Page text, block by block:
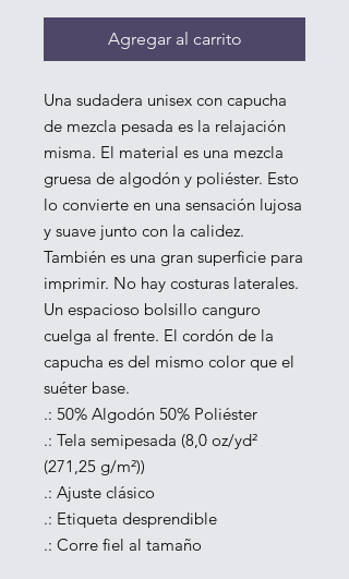
Agregar al carrito
Una sudadera unisex con capucha
de mezcla pesada es la relajación
misma. El material es una mezcla
gruesa de algodón y poliéster. Esto
lo convierte en una sensación lujosa
y suave junto con la calidez.
También es una gran superficie para
imprimir. No hay costuras laterales.
Un espacioso bolsillo canguro
cuelga al frente. El cordón de la
capucha es del mismo color que el
suéter base.
.: 50% Algodón 50% Poliéster
.: Tela semipesada (8,0 oz/yd²
(271,25 g/m²))
.: Ajuste clásico
.: Etiqueta desprendible
.: Corre fiel al tamaño